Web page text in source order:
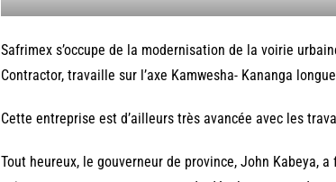
Safrimex s’occupe de la modernisation de la voirie
Contractor, travaille sur l’axe Kamwesha- Kananga
Cette entreprise est d’ailleurs très avancée avec les
Tout heureux, le gouverneur de province, John Kabeya,